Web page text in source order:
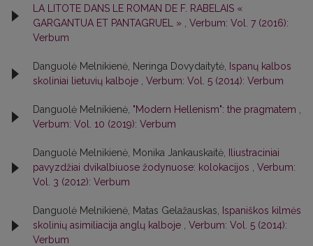
LA LITOTE DANS LE ROMAN DE F. RABELAIS «
GARGANTUA ET PANTAGRUEL »
Verbum: Vol. 7 (2016):
Verbum
Danguolė Melnikienė, Neringa Dovydaitytė,
Ispanų kalbos
skoliniai lietuvių kalboje
Verbum: Vol. 5 (2014): Verbum
Danguolė Melnikienė, "Modern Hellenism": the pragmatem
Verbum: Vol. 10 (2019): Verbum
Danguolė Melnikienė, Monika Jankauskaitė,
Iliustraciniai
pavyzdžiai dvikalbiuose žodynuose: kolokacijos
Verbum:
Vol. 3 (2012): Verbum
Danguolė Melnikienė, Matas Gelažauskas,
Ispaniškos kilmės
skolinių asimiliacija anglų kalboje
Verbum: Vol. 5 (2014):
Verbum